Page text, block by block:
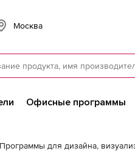
Москва
Офисные программы
Программы для дизайна,